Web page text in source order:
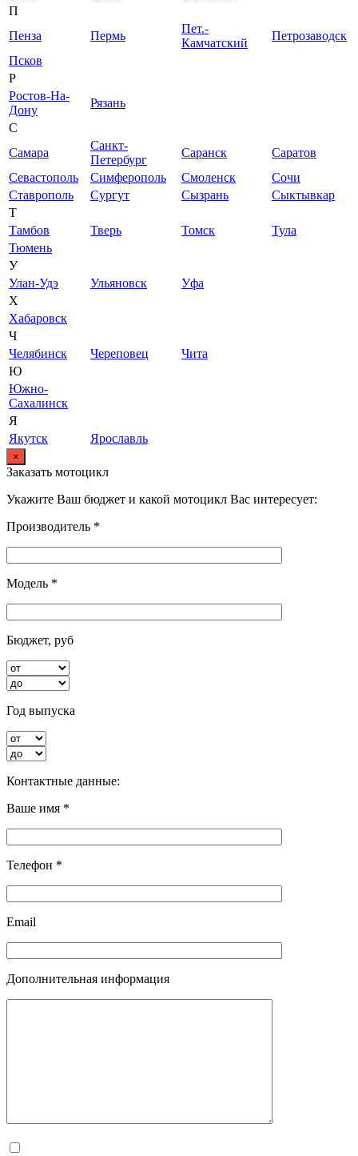
П
Пенза
Пермь
Пет.-
Камчатский
Петрозаводск
Псков
Р
Ростов-На-
Дону
Рязань
С
Самара
Санкт-
Петербург
Саранск
Саратов
Севастополь
Симферополь Смоленск
Сочи
Ставрополь
Сургут Сызрань
Сыктывкар
Т
Тамбов
Тверь Томск
Тула
Тюмень
У
Улан-Удэ
Ульяновск
Уфа
Х
Хабаровск
Ч
Челябинск
Череповец
Чита
Ю
Южно-
Сахалинск
Я
Якутск
Ярославль
×
Заказать мотоцикл
Укажите Ваш бюджет и какой мотоцикл Вас интересует:
Производитель *
Модель *
Бюджет, руб
Год выпуска
Контактные данные:
Ваше имя *
Телефон *
Email
Дополнительная информация